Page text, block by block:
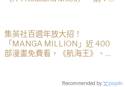
集英社百週年放大招！
「MANGA MILLION」近 400
部漫畫免費看，《航海王》、
Recommended by